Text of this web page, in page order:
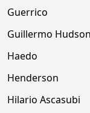
Guerrico
Guillermo Hudson
Haedo
Henderson
Hilario Ascasubi